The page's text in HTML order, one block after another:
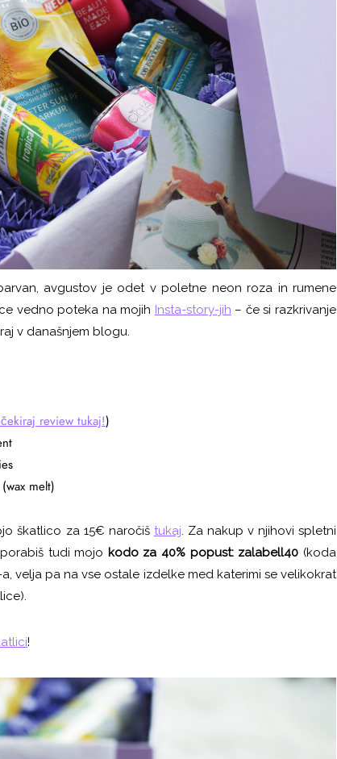
avgustov je odet v poletne neon roza in rumene
vedno poteka na mojih Insta-story-jih – če si razkrivanje
v današnjem blogu.
review tukaj!)
melt)
škatlico za 15€ naročiš tukaj. Za nakup v njihovi spletni
tudi mojo kodo za 40% popust: zalabell40 (koda
velja pa na vse ostale izdelke med katerimi se velikokrat
!